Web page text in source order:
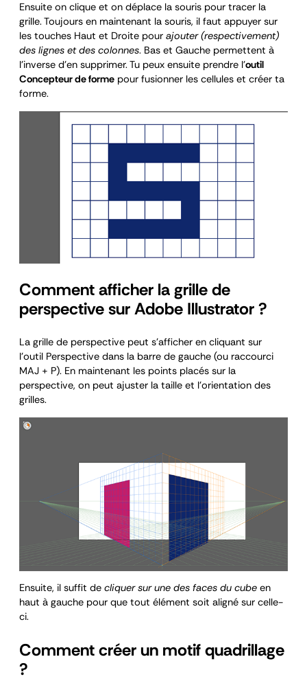
Ensuite on clique et on déplace la souris pour tracer la
grille. Toujours en maintenant la souris, il faut appuyer sur
les touches Haut et Droite pour ajouter (respectivement)
des lignes et des colonnes. Bas et Gauche permettent à
l’inverse d’en supprimer. Tu peux ensuite prendre l’outil
Concepteur de forme pour fusionner les cellules et créer ta
forme.
Comment afficher la grille de
perspective sur Adobe Illustrator ?
La grille de perspective peut s’afficher en cliquant sur
l’outil Perspective dans la barre de gauche (ou raccourci
MAJ + P). En maintenant les points placés sur la
perspective, on peut ajuster la taille et l’orientation des
grilles.
Ensuite, il suffit de cliquer sur une des faces du cube en
haut à gauche pour que tout élément soit aligné sur celle-
ci.
Comment créer un motif quadrillage
?